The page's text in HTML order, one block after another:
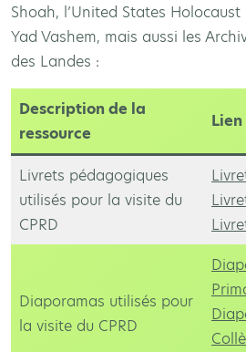
Shoah, l’United States
Yad Vashem, mais aussi les
des Landes :
Description de la
ressource
Lien
Livrets pédagogiques
utilisés pour la visite du
CPRD
Diaporamas utilisés pour
la visite du CPRD